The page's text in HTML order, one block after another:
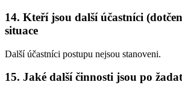
14. Kteří jsou další účastníci
situace
Další účastníci postupu nejsou stanoveni.
15. Jaké další činnosti jsou po